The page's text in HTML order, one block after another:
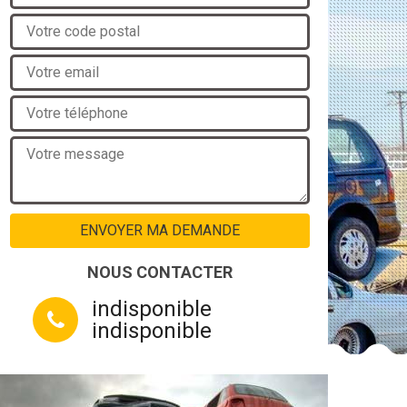
NOUS CONTACTER
indisponible
indisponible